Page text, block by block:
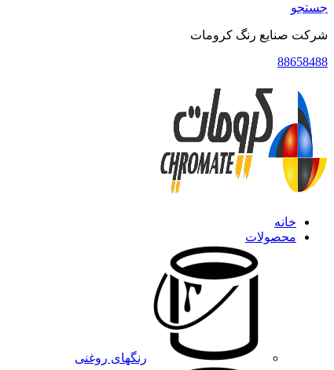
جستجو
شرکت صنایع رنگ کرومات
88658488
خانه
محصولات
رنگهای روغنی